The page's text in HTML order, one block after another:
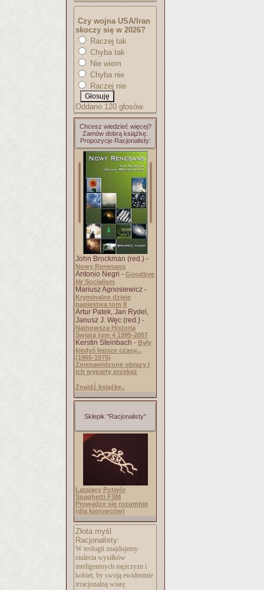
Czy wojna USA/Iran
skoczy się w 2026?
Raczej tak
Chyba tak
Nie wiem
Chyba nie
Raczej nie
Oddano 120 głosów.
Chcesz wiedzieć więcej?
Zamów dobrą książkę.
Propozycje Racjonalisty:
John Brockman (red.) -
Nowy Renesans
Antonio Negri - Goodbye
Mr Socialism
Mariusz Agnosiewicz -
Kryminalne dzieje
papiestwa tom II
Artur Patek, Jan Rydel,
Janusz J. Węc (red.) -
Najnowsza Historia
Świata tom 4 1995-2007
Kerstin Steinbach - Były
kiedyś lepsze czasy...
(1965-1975)
Znienawidzone obrazy i
ich wyparty przekaz
Znajdź książkę..
Sklepik "Racjonalisty"
Latający Potwór
Spaghetti FSM
Prowadzę się rozumnie
(dla kierowców)
Złota myśl
Racjonalisty:
W teologii znajdujemy
stulecia wysiłków
inteligentnych mężczyzn i
kobiet, by swoją ewidentnie
irracjonalną wiarę